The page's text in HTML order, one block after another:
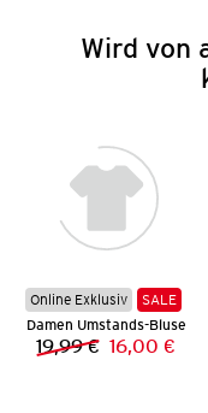
Wird von
Online Exklusiv
SALE
Damen Umstands-Bluse
Vorheriger
19,99 € Neuer Preis:
16,00 €